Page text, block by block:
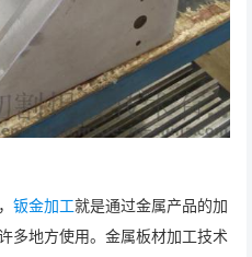
钣金加工就是通过金属产品的加
多地方使用。金属板材加工技术